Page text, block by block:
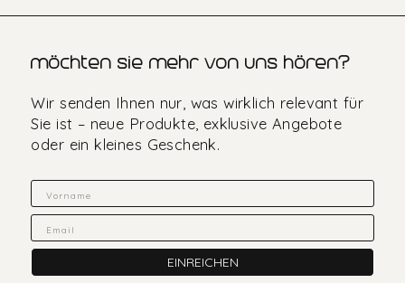
möchten sie mehr von uns hören?
Wir senden Ihnen nur, was wirklich relevant für
Sie ist – neue Produkte, exklusive Angebote
oder ein kleines Geschenk.
Fornavn
Email
EINREICHEN